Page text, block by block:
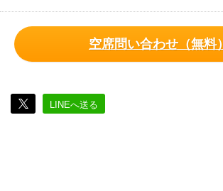
空席問い合わせ（無料）
LINEへ送る